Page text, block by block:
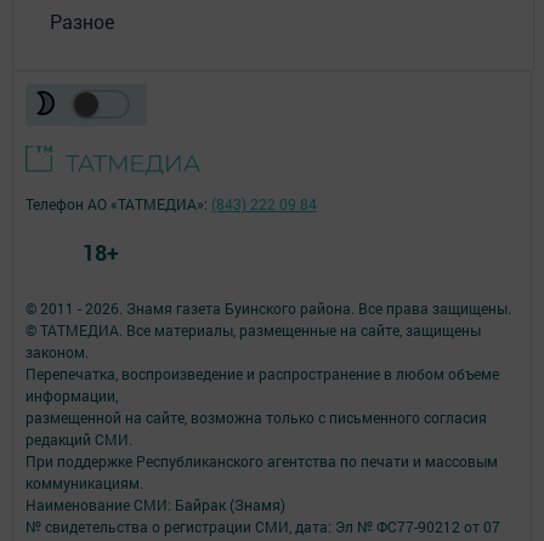
Разное
© 2011 - 2026. Знамя газета Буинского района. Все права защищены.
© ТАТМЕДИА. Все материалы, размещенные на сайте, защищены
законом.
Перепечатка, воспроизведение и распространение в любом объеме
информации,
размещенной на сайте, возможна только с письменного согласия
редакций СМИ.
При поддержке Республиканского агентства по печати и массовым
коммуникациям.
Наименование СМИ: Байрак (Знамя)
№ свидетельства о регистрации СМИ, дата: Эл № ФС77-90212 от 07
Телефон АО «ТАТМЕДИА»: (843) 222 09 84
18+